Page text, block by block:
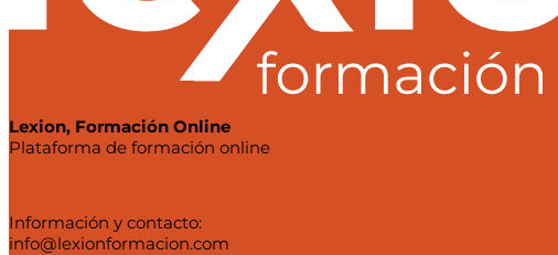
Lexion, Formación Online
Plataforma de formación online
Información y contacto:
info@lexionformacion.com